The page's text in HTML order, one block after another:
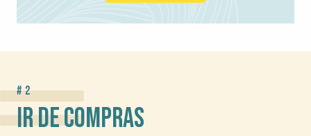
#2
IR DE COMPRAS